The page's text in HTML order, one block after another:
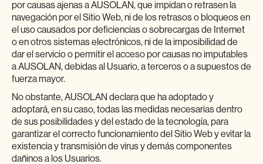
por causas ajenas a AUSOLAN, que impidan o retrasen la
navegación por el Sitio Web, ni de los retrasos o bloqueos en
el uso causados por deficiencias o sobrecargas de Internet
o en otros sistemas electrónicos, ni de la imposibilidad de
dar el servicio o permitir el acceso por causas no imputables
a AUSOLAN, debidas al Usuario, a terceros o a supuestos de
fuerza mayor.
No obstante, AUSOLAN declara que ha adoptado y
adoptará, en su caso, todas las medidas necesarias dentro
de sus posibilidades y del estado de la tecnología, para
garantizar el correcto funcionamiento del Sitio Web y evitar la
existencia y transmisión de virus y demás componentes
dañinos a los Usuarios.